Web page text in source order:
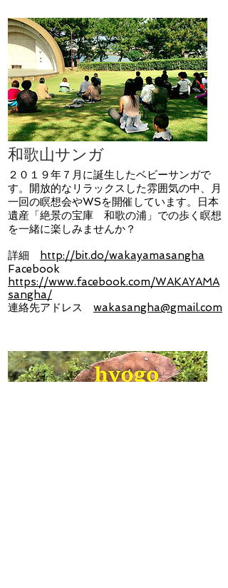
和歌山サンガ
２０１９年７月に誕生したベビーサンガで
す。開放的なリラックスした雰囲気の中、月
一回の瞑想会やWSを開催しています。日本
遺産「絶景の宝庫 和歌の浦」での歩く瞑想
を一緒に楽しみませんか？
詳細
http://bit.do/wakayamasangha
Facebook
https://www.facebook.com/WAKAYAMA
sangha/
連絡先アドレス wakasangha@gmail.com